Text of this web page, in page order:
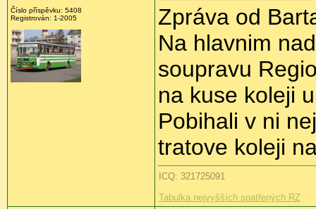
Číslo příspěvku: 5408
Registrován: 1-2005
Zpráva od
Na hlavnim
soupravu
na kuse koleji
Pobihali v ni
tratove koleji
ICQ: 321725091
Tabulka nejvyšších spatřených RZ